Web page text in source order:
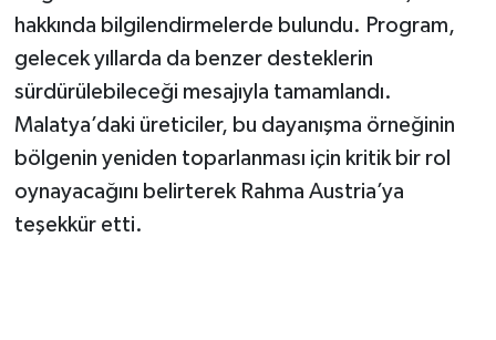
hakkında bilgilendirmelerde bulundu. Program,
gelecek yıllarda da benzer desteklerin
sürdürülebileceği mesajıyla tamamlandı.
Malatya’daki üreticiler, bu dayanışma örneğinin
bölgenin yeniden toparlanması için kritik bir rol
oynayacağını belirterek Rahma Austria’ya
teşekkür etti.